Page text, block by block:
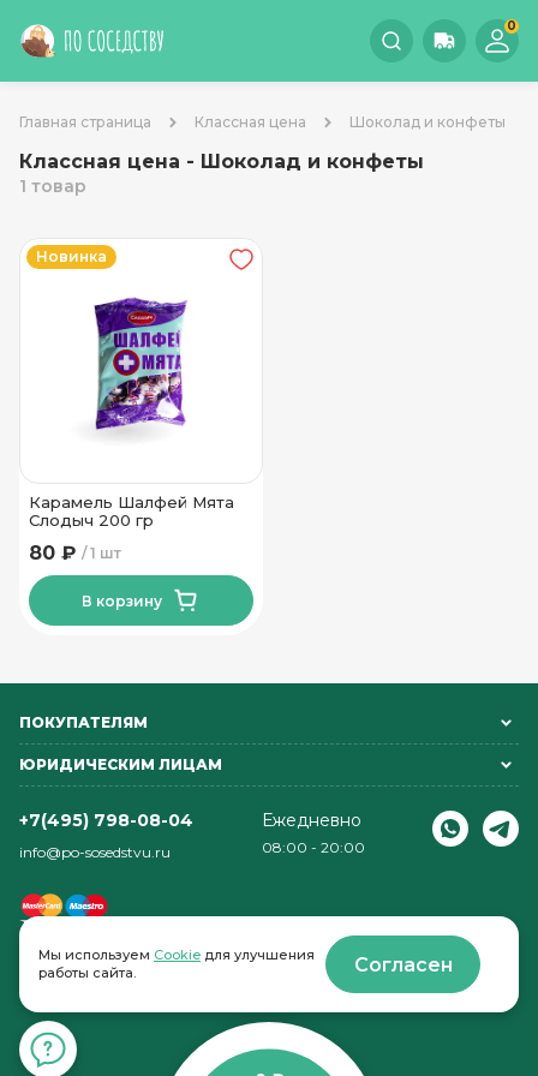
0
Главная страница Классная цена Шоколад и конфеты
Классная цена - Шоколад и конфеты
1 товар
Новинка
Карамель Шалфей Мята
Слодыч 200 гр
1 шт
80 ₽
В корзину
ПОКУПАТЕЛЯМ
ЮРИДИЧЕСКИМ ЛИЦАМ
+7(495) 798-08-04
info@po-sosedstvu.ru
Ежедневно
08:00 - 20:00
© 2022-2026 . По соседству
Мы используем Cookie для улучшения
работы сайта.
Согласен